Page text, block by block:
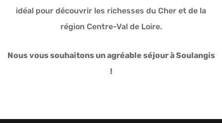
idéal pour découvrir les richesses du Cher et de la
région Centre-Val de Loire.
Nous vous souhaitons un agréable séjour à Soulangis
!